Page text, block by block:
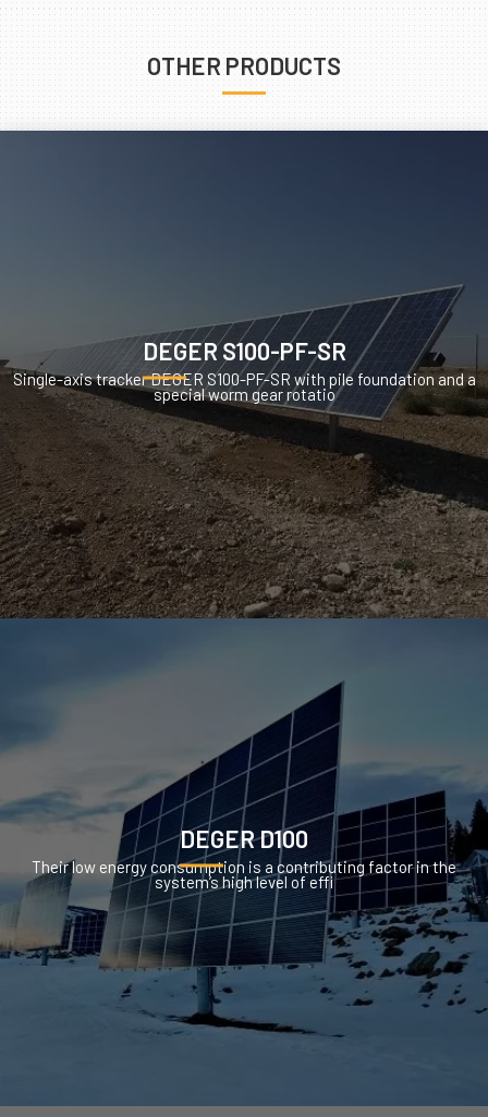
OTHER PRODUCTS
DEGER S100-PF-SR
Single-axis tracker DEGER S100-PF-SR with pile foundation and a
special worm gear rotatio
DEGER D100
Their low energy consumption is a contributing factor in the
system’s high level of effi